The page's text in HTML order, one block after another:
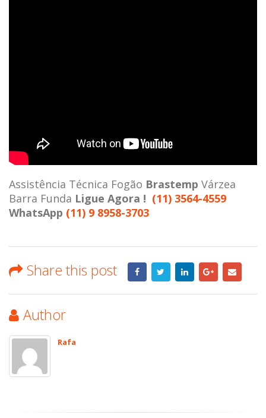
Assistência Técnica Fogão Brastemp Várzea
Barra Funda Ligue Agora ! (11) 3564-4559
WhatsApp (11) 9 8958-3703
Share this post
Author
Rafa